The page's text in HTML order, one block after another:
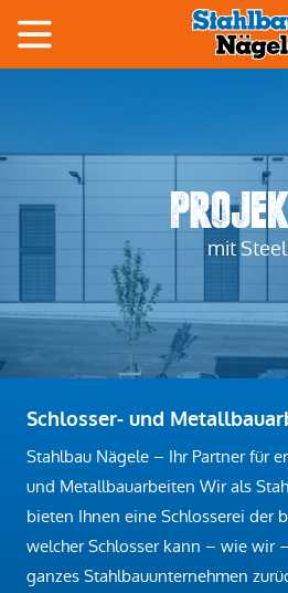
mit Steel
Schlosser- und
Stahlbau Nägele – Ihr Partner für
und Metallbauarbeiten Wir als
bieten Ihnen eine Schlosserei der
welcher Schlosser kann – wie wir
ganzes Stahlbauunternehmen